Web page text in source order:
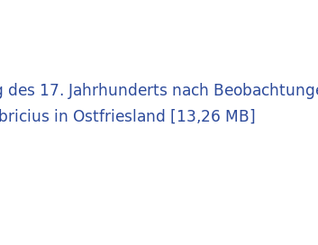
17. Jahrhunderts nach
in Ostfriesland [13,26 MB]